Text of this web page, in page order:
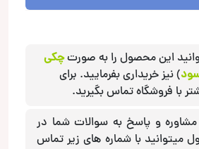
این محصول را به صورتچکی
) نیز خریداری بفرمایید. برای
با فروشگاه تماس بگیرید.
و پاسخ به سوالات شما در
میتوانید با شماره های زیر تماس